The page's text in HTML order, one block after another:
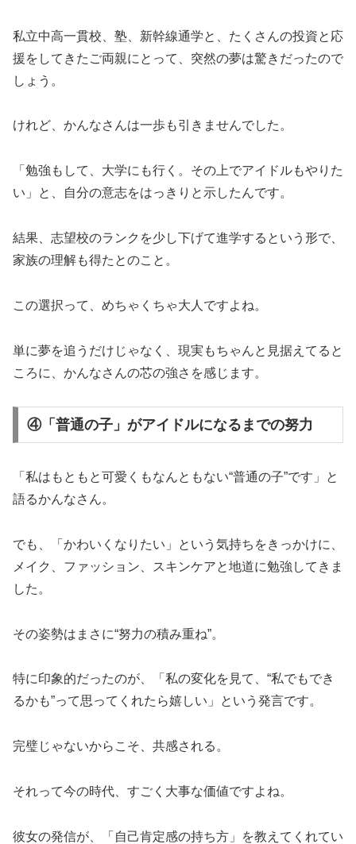
私立中高一貫校、塾、新幹線通学と、たくさんの投資と応
援をしてきたご両親にとって、突然の夢は驚きだったので
しょう。
けれど、かんなさんは一歩も引きませんでした。
「勉強もして、大学にも行く。その上でアイドルもやりた
い」と、自分の意志をはっきりと示したんです。
結果、志望校のランクを少し下げて進学するという形で、
家族の理解も得たとのこと。
この選択って、めちゃくちゃ大人ですよね。
単に夢を追うだけじゃなく、現実もちゃんと見据えてると
ころに、かんなさんの芯の強さを感じます。
④「普通の子」がアイドルになるまでの努力
「私はもともと可愛くもなんともない“普通の子”です」と
語るかんなさん。
でも、「かわいくなりたい」という気持ちをきっかけに、
メイク、ファッション、スキンケアと地道に勉強してきま
した。
その姿勢はまさに“努力の積み重ね”。
特に印象的だったのが、「私の変化を見て、“私でもでき
るかも”って思ってくれたら嬉しい」という発言です。
完璧じゃないからこそ、共感される。
それって今の時代、すごく大事な価値ですよね。
彼女の発信が、「自己肯定感の持ち方」を教えてくれてい